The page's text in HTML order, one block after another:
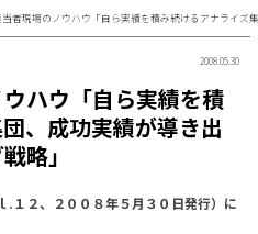
者現場のノウハウ「自ら実績を積み続けるアナライズ
2008.05.30
ハウ「自ら実績を積
、成功実績が導き出
略」
.１２、２００８年５月３０日発行）に